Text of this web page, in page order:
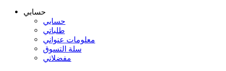
حسابي
حسابي
طلباتي
معلومات عنواني
سلة التسوق
مفضلاتي